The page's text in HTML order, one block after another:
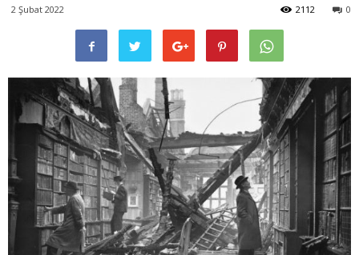
2 Şubat 2022 0
2112